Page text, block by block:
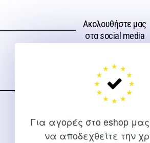
Για αγορές στο eshop
να αποδεχθείτε την
8,10 €.
Ακολουθήστε μας
στα social media
ΕΠΙΚΟΙΝΩΝΊΑ
Για διευκρινίσεις και υποστήριξη